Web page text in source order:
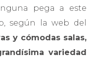
pega a este
según la web del
y cómodas salas,
variedad